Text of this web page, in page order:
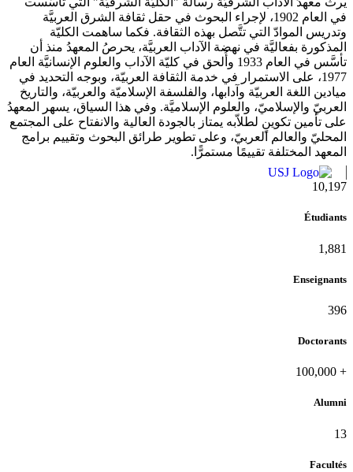
في العام 1902، لإجراء البحوث في حقل ثقافة الشرق العربيَّة
وتدريس الموادّ التي تتَّصل بهذه الثقافة. فكما ساهمت الكليّة
المذكورة بفعاليَّة في نهضة الآداب العربيَّة، يحرصُ المعهدُ منذ أن
تأسَّس في العام 1933 وأُلحق في كليّة الآداب والعلوم الإنسانيَّة العام
1977، على الاستمرار في خدمة الثقافة العربيّة، وبوجه التحديد في
ميادين اللغة العربيّة وآدابها، والفلسفة الإسلاميّة والعربيّة، والتاريخ
العربيّ والإسلاميّ، والعلوم الإسلاميَّة. وفي هذا السياق، يسهر المعهدُ
على تأمين تكوينٍ لطلاّبه يمتاز بالجودة العالية والانفتاح على المجتمع
المحليّ والعالم العربيّ، وعلى تطوير طرائق البحوث وتقييم برامج
المعهد المختلفة تقييمًا مستمرًّا.
10,815
Étudiants
1,995
Enseignants
420
Doctorants
+
100,000
Alumni
13
Facultés